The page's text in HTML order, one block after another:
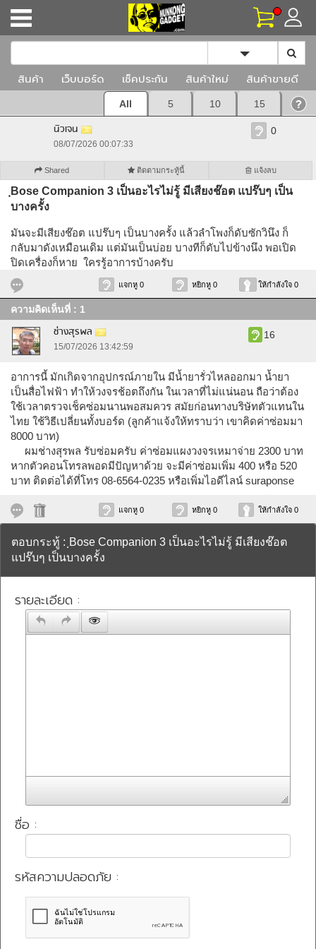
Toggle
สินค้า เว็บบอร์ด เช็คประกัน สินค้าใหม่ สินค้าขายดี
All 5 10 15
นิวเจน
08/07/2026 00:07:33
0
Shared ติดตามกระทู้นี้ แจ้งลบ
ฺBose Companion 3 เป็นอะไรไม่รู้ มีเสียงช๊อต แปร๊บๆ เป็น
บางครั้ง
มันจะมีเสียงช๊อต แปร๊บๆ เป็นบางครั้ง แล้วลำโพงก็ดับซักวินึง ก็
กลับมาดังเหมือนเดิม แต่มันเป็นบ่อย บางทีก็ดับไปข้างนึง พอเปิด
ปิดเครื่องก็หาย ใครรู้อาการบ้างครับ
แจกหู 0 หยิกหู 0 ให้กำลังใจ 0
ความคิดเห็นที่ : 1
ช่างสุรพล
15/07/2026 13:42:59
16
อาการนี้ มักเกิดจากอุปกรณ์ภายใน มีน้ำยารั่วไหลออกมา น้ำยา
เป็นสื่อไฟฟ้า ทำให้วงจรช้อตถึงกัน ในเวลาที่ไม่แน่นอน ถือว่าต้อง
ใช้เวลาตรวจเช็คซ่อมนานพอสมควร สมัยก่อนทางบริษัทตัวแทนใน
ไทย ใช้วิธีเปลี่ยนทั้งบอร์ด (ลูกค้าแจ้งให้ทราบว่า เขาคิดค่าซ่อมมา
8000 บาท)
ผมช่างสุรพล รับซ่อมครับ ค่าซ่อมแผงวงจรเหมาจ่าย 2300 บาท
หากตัวคอนโทรลพอดมีปัญหาด้วย จะมีค่าซ่อมเพิ่ม 400 หรือ 520
บาท ติดต่อได้ที่โทร 08-6564-0235 หรือเพิ่มไอดีไลน์ suraponse
แจกหู 0 หยิกหู 0 ให้กำลังใจ 0
ตอบกระทู้ : ฺBose Companion 3 เป็นอะไรไม่รู้ มีเสียงช๊อต
แปร๊บๆ เป็นบางครั้ง
รายละเอียด :
ชื่อ :
รหัสความปลอดภัย :